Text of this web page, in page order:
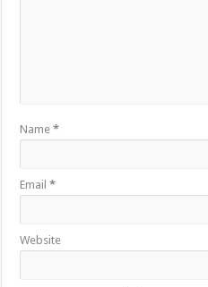
Name*
Email*
Website